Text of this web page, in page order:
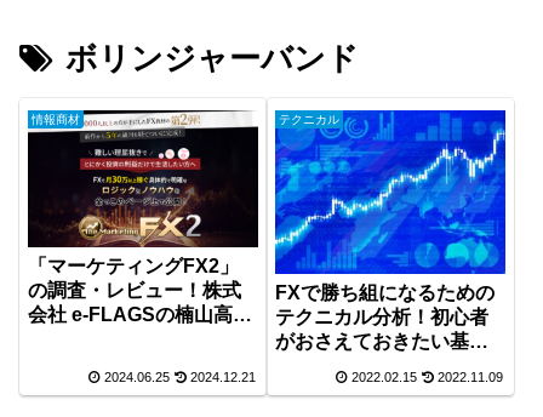
ボリンジャーバンド
情報商材
「マーケティングFX2」
の調査・レビュー！株式
会社 e-FLAGSの楠山高広
2024.06.25 2024.12.21
テクニカル
FXで勝ち組になるための
テクニカル分析！初心者
がおさえておきたい基礎
2022.02.15 2022.11.09